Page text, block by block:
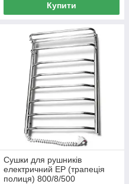
Купити
Сушки для рушників
електричний EP (трапеція
полиця) 800/8/500